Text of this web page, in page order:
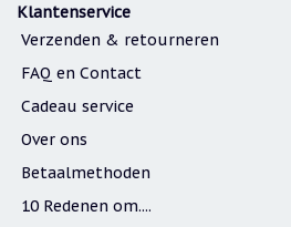
Klantenservice
Verzenden & retourneren
FAQ en Contact
Cadeau service
Over ons
Betaalmethoden
10 Redenen om....